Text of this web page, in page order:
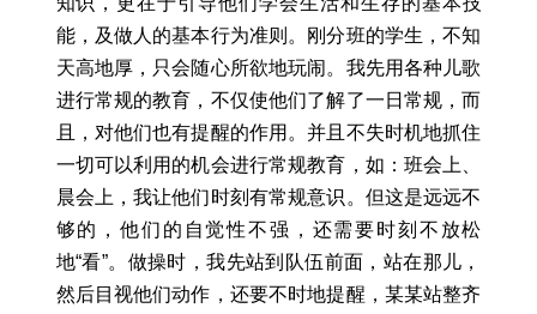
能，及做人的基本行为准则。刚分班的学生，不知
天高地厚，只会随心所欲地玩闹。我先用各种儿歌
进行常规的教育，不仅使他们了解了一日常规，而
且，对他们也有提醒的作用。并且不失时机地抓住
一切可以利用的机会进行常规教育，如：班会上、
晨会上，我让他们时刻有常规意识。但这是远远不
够的，他们的自觉性不强，还需要时刻不放松
地“看”。做操时，我先站到队伍前面，站在那儿，
然后目视他们动作，还要不时地提醒，某某站整齐